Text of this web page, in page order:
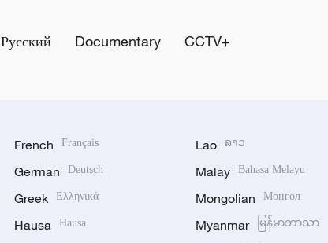
Русский Documentary CCTV+
French Français
German Deutsch
Greek Ελληνικά
Hausa Hausa
Lao ລາວ
Malay Bahasa Melayu
Mongolian Монгол
Myanmar မြန်မာဘာသာ